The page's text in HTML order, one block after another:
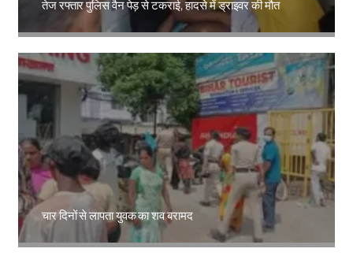
तेज रफ्तार पुलिस वैन पेड़ से टकराई, हादसे में ड्राइवर की मौत
चार दिनों से लापता युवक का शव बरामद